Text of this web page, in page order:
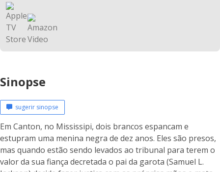
Sinopse
sugerir sinopse
Em Canton, no Mississipi, dois brancos espancam e
estupram uma menina negra de dez anos. Eles são presos,
mas quando estão sendo levados ao tribunal para terem o
valor da sua fiança decretada o pai da garota (Samuel L.